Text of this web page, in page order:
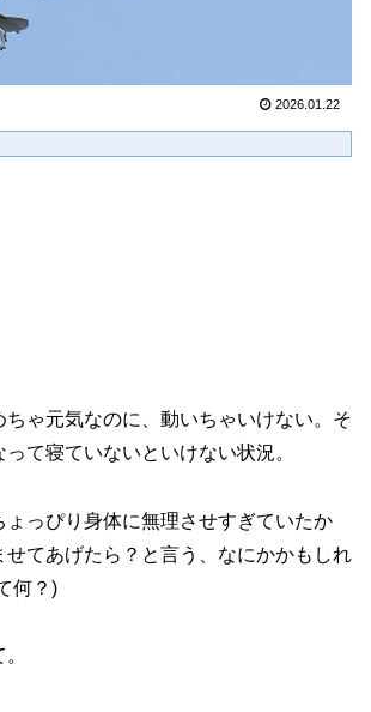
2026.01.22
ちゃ元気なのに、動いちゃいけない。そ
て寝ていないといけない状況。
ょっぴり身体に無理させすぎていたか
せてあげたら？と言う、なにかかもしれ
何？)